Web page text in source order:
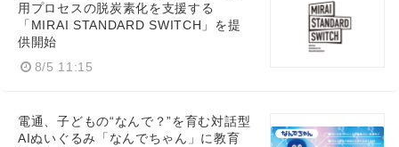
用プロセスの脱炭素化を支援する
「MIRAI STANDARD SWITCH」を提
供開始
8/5 11:15
電通、子どもの“なんで？”を育む対話型
AIぬいぐるみ「なんでちゃん」に教育